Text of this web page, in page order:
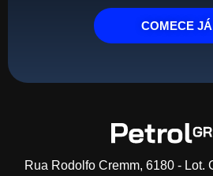
COMECE JÁ
Rua Rodolfo Cremm, 6180 - Lot.